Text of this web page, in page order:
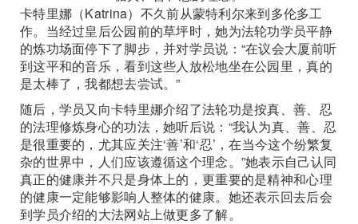
卡特里娜（Katrina）不久前从蒙特利尔来到多伦多工
作。当经过皇后公园前的草坪时，她为法轮功学员平静
的炼功场面停下了脚步，并对学员说：“在议会大厦前听
到这平和的音乐，看到这些人放松地坐在公园里，真的
是太棒了，我都想去尝试。”
随后，学员又向卡特里娜介绍了法轮功是按真、善、忍
的法理修炼身心的功法，她听后说：“我认为真、善、忍
是很重要的，尤其应关注‘善’和‘忍’，在当今这个纷繁复
杂的世界中，人们应该遵循这个理念。”她表示自己认同
真正的健康并不只是身体上的，更重要的是精神和心理
的健康一定能够影响人整体的健康。她还表示回去后会
到学员介绍的大法网站上做更多了解。